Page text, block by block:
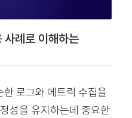
례로 이해하는
로그와 메트릭 수집을
성을 유지하는데 중요한